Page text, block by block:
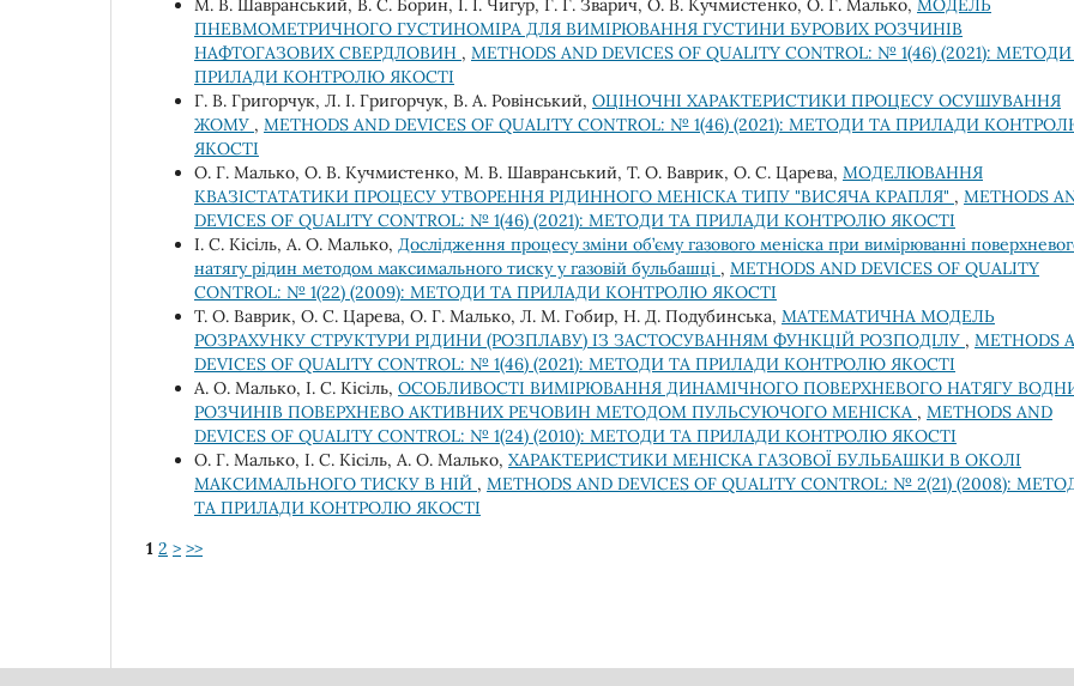
М. В. Шавранський, В. С. Борин, І. І. Чигур, Г. Г. Звaрич, О. В. Кучмистенко, О. Г. Малько, МОДЕЛЬ
ПНЕВМОМЕТРИЧНОГО ГУСТИНОМІРА ДЛЯ ВИМІРЮВАННЯ ГУСТИНИ БУРОВИХ РОЗЧИНІВ
НАФТОГАЗОВИХ СВЕРДЛОВИН , METHODS AND DEVICES OF QUALITY CONTROL: № 1(46) (2021):
ПРИЛАДИ КОНТРОЛЮ ЯКОСТІ
Г. В. Григорчук, Л. І. Григорчук, В. А. Ровінський, ОЦІНОЧНІ ХАРАКТЕРИСТИКИ ПРОЦЕСУ ОСУШУВАННЯ
ЖОМУ , METHODS AND DEVICES OF QUALITY CONTROL: № 1(46) (2021): МЕТОДИ ТА ПРИЛАДИ
ЯКОСТІ
О. Г. Малько, О. В. Кучмистенко, М. В. Шавранський, Т. О. Ваврик, О. С. Царева, МОДЕЛЮВАННЯ
КВАЗІСТАТАТИКИ ПРОЦЕСУ УТВОРЕННЯ РІДИННОГО МЕНІСКА ТИПУ "ВИСЯЧА КРАПЛЯ" , METHODS
DEVICES OF QUALITY CONTROL: № 1(46) (2021): МЕТОДИ ТА ПРИЛАДИ КОНТРОЛЮ ЯКОСТІ
І. С. Кісіль, А. О. Малько, Дослідження процесу зміни об’єму газового меніска при вимірюванні
натягу рідин методом максимального тиску у газовій бульбашці , METHODS AND DEVICES OF QUALITY
CONTROL: № 1(22) (2009): МЕТОДИ ТА ПРИЛАДИ КОНТРОЛЮ ЯКОСТІ
Т. О. Ваврик, О. С. Царева, О. Г. Малько, Л. М. Гобир, Н. Д. Подубинська, МАТЕМАТИЧНА МОДЕЛЬ
РОЗРАХУНКУ СТРУКТУРИ РІДИНИ (РОЗПЛАВУ) ІЗ ЗАСТОСУВАННЯМ ФУНКЦІЙ РОЗПОДІЛУ , METHODS
DEVICES OF QUALITY CONTROL: № 1(46) (2021): МЕТОДИ ТА ПРИЛАДИ КОНТРОЛЮ ЯКОСТІ
А. О. Малько, І. С. Кісіль, ОСОБЛИВОСТІ ВИМІРЮВАННЯ ДИНАМІЧНОГО ПОВЕРХНЕВОГО НАТЯГУ
РОЗЧИНІВ ПОВЕРХНЕВО АКТИВНИХ РЕЧОВИН МЕТОДОМ ПУЛЬСУЮЧОГО МЕНІСКА , METHODS AND
DEVICES OF QUALITY CONTROL: № 1(24) (2010): МЕТОДИ ТА ПРИЛАДИ КОНТРОЛЮ ЯКОСТІ
О. Г. Малько, І. С. Кісіль, А. О. Малько, ХАРАКТЕРИСТИКИ МЕНІСКА ГАЗОВОЇ БУЛЬБАШКИ В ОКОЛІ
МАКСИМАЛЬНОГО ТИСКУ В НІЙ , METHODS AND DEVICES OF QUALITY CONTROL: № 2(21) (2008):
ТА ПРИЛАДИ КОНТРОЛЮ ЯКОСТІ
1 2 > >>